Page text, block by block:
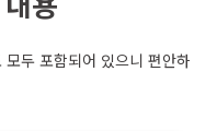
두 포함되어 있으니 편안하